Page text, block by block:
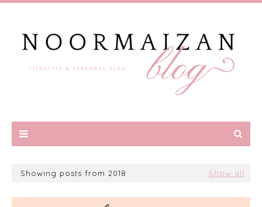
Showing posts from 2018 Show all